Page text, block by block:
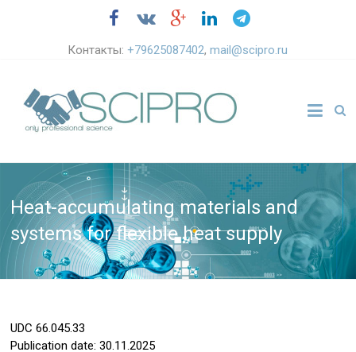
Контакты:+79625087402,mail@scipro.ru
Heat-accumulating materials and
systems for flexible heat supply
UDC66.045.33
Publication date: 30.11.2025